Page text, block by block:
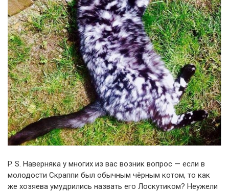
P. S. Наверняка у многих из вас возник вопрос — если в
молодости Скраппи был обычным чёрным котом, то как
же хозяева умудрились назвать его Лоскутиком? Неужели